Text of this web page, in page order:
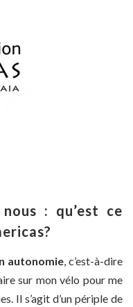
: qu’est ce
autonomie, c’est-à-dire
sur mon vélo pour me
Il s’agit d’un périple de